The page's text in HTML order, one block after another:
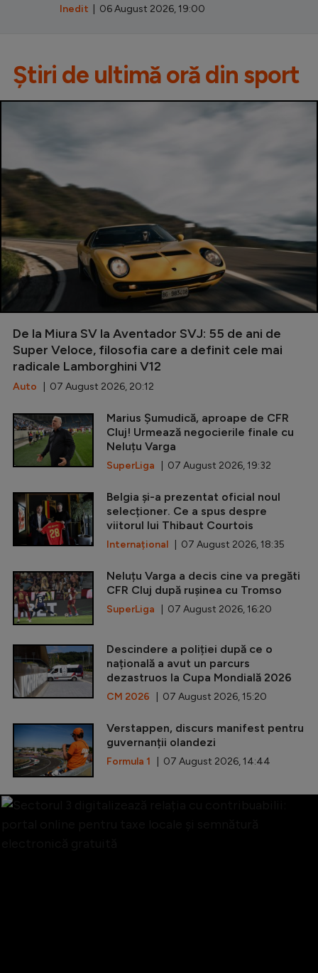
Inedit | 06 August 2026, 19:00
Știri de ultimă oră din sport
De la Miura SV la Aventador SVJ: 55 de ani de
Super Veloce, filosofia care a definit cele mai
radicale Lamborghini V12
Auto | 07 August 2026, 20:12
Marius Șumudică, aproape de CFR
Cluj! Urmează negocierile finale cu
Neluțu Varga
SuperLiga | 07 August 2026, 19:32
Belgia și-a prezentat oficial noul
selecționer. Ce a spus despre
viitorul lui Thibaut Courtois
Internațional | 07 August 2026, 18:35
Neluțu Varga a decis cine va pregăti
CFR Cluj după rușinea cu Tromso
SuperLiga | 07 August 2026, 16:20
Descindere a poliției după ce o
națională a avut un parcurs
dezastruos la Cupa Mondială 2026
CM 2026 | 07 August 2026, 15:20
Verstappen, discurs manifest pentru
guvernanții olandezi
Formula 1 | 07 August 2026, 14:44